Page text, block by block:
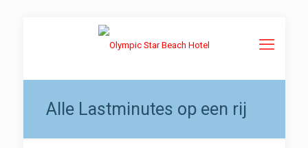
Alle Lastminutes op een rij